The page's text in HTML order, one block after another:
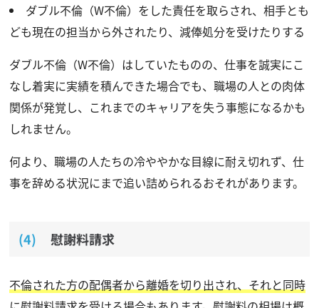
ダブル不倫（W不倫）をした責任を取らされ、相手とも
ども現在の担当から外されたり、減俸処分を受けたりする
ダブル不倫（W不倫）はしていたものの、仕事を誠実にこ
なし着実に実績を積んできた場合でも、職場の人との肉体
関係が発覚し、これまでのキャリアを失う事態になるかも
しれません。
何より、職場の人たちの冷ややかな目線に耐え切れず、仕
事を辞める状況にまで追い詰められるおそれがあります。
慰謝料請求
不倫された方の配偶者から離婚を切り出され、それと同時